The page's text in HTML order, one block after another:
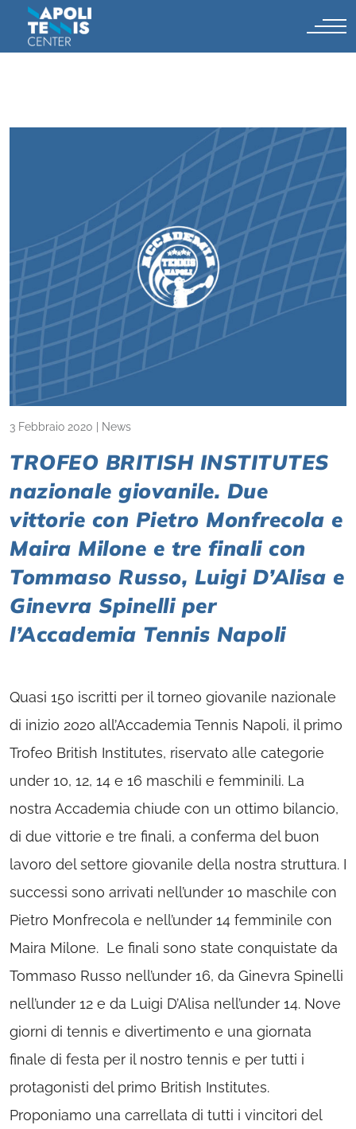
3 Febbraio 2020 News
TROFEO BRITISH INSTITUTES
nazionale giovanile. Due
vittorie con Pietro Monfrecola e
Maira Milone e tre finali con
Tommaso Russo, Luigi D’Alisa e
Ginevra Spinelli per
l’Accademia Tennis Napoli
Quasi 150 iscritti per il torneo giovanile nazionale
di inizio 2020 all’Accademia Tennis Napoli, il primo
Trofeo British Institutes, riservato alle categorie
under 10, 12, 14 e 16 maschili e femminili. La
nostra Accademia chiude con un ottimo bilancio,
di due vittorie e tre finali, a conferma del buon
lavoro del settore giovanile della nostra struttura. I
successi sono arrivati nell’under 10 maschile con
Pietro Monfrecola e nell’under 14 femminile con
Maira Milone. Le finali sono state conquistate da
Tommaso Russo nell’under 16, da Ginevra Spinelli
nell’under 12 e da Luigi D’Alisa nell’under 14. Nove
giorni di tennis e divertimento e una giornata
finale di festa per il nostro tennis e per tutti i
protagonisti del primo British Institutes.
Proponiamo una carrellata di tutti i vincitori del